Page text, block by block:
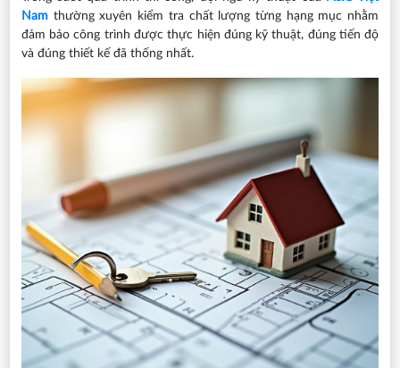
Namthường xuyên kiểm tra chất lượng từng hạng mục nhằm
đảm bảo công trình được thực hiện đúng kỹ thuật, đúng tiến độ
và đúng thiết kế đã thống nhất.